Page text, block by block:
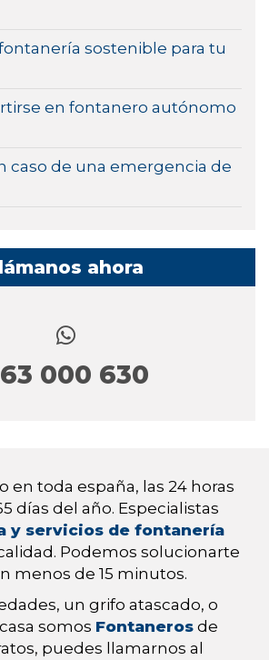
sostenible para tu
en fontanero autónomo
caso de una emergencia de
ahora
000 630
en toda españa, las 24 horas
días del año. Especialistas
y servicios de fontanería
Podemos solucionarte
menos de 15 minutos.
un grifo atascado, o
somos Fontaneros de
puedes llamarnos al